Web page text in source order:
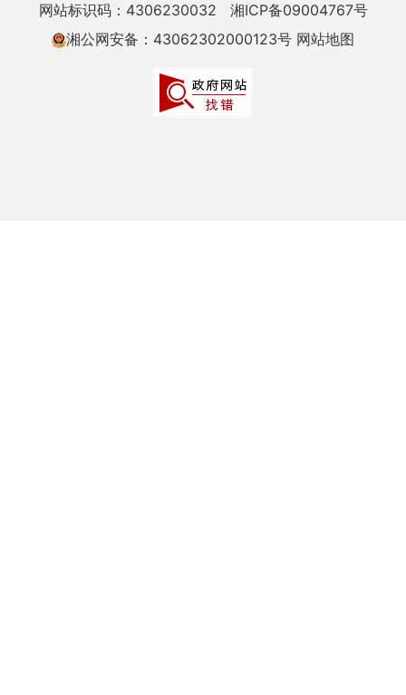
网站标识码：4306230032
湘ICP备09004767号
湘公网安备：43062302000123号 网站地图